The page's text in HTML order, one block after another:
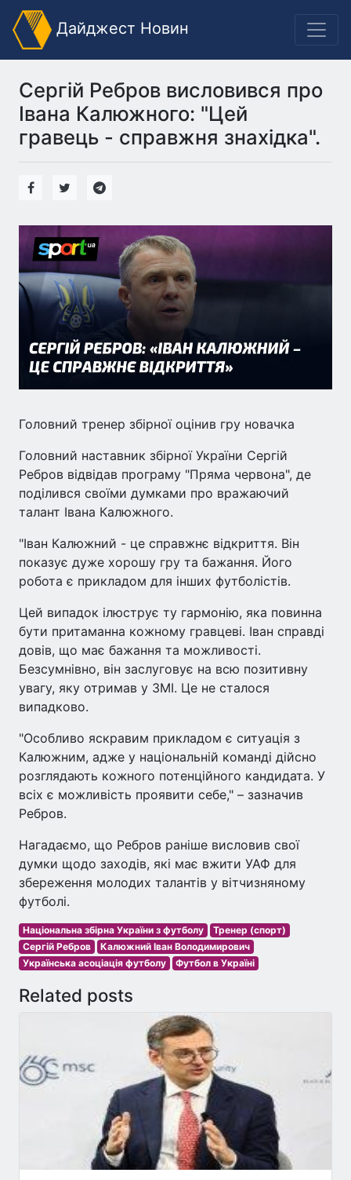
Дайджест Новин
Сергій Ребров висловився про
Івана Калюжного: "Цей
гравець - справжня знахідка".
Головний тренер збірної оцінив гру новачка
Головний наставник збірної України Сергій
Ребров відвідав програму "Пряма червона", де
поділився своїми думками про вражаючий
талант Івана Калюжного.
"Іван Калюжний - це справжнє відкриття. Він
показує дуже хорошу гру та бажання. Його
робота є прикладом для інших футболістів.
Цей випадок ілюструє ту гармонію, яка повинна
бути притаманна кожному гравцеві. Іван справді
довів, що має бажання та можливості.
Безсумнівно, він заслуговує на всю позитивну
увагу, яку отримав у ЗМІ. Це не сталося
випадково.
"Особливо яскравим прикладом є ситуація з
Калюжним, адже у національній команді дійсно
розглядають кожного потенційного кандидата. У
всіх є можливість проявити себе," – зазначив
Ребров.
Нагадаємо, що Ребров раніше висловив свої
думки щодо заходів, які має вжити УАФ для
збереження молодих талантів у вітчизняному
футболі.
Національна збірна України з футболу
Тренер (спорт)
Сергій Ребров
Калюжний Іван Володимирович
Українська асоціація футболу
Футбол в Україні
Related posts